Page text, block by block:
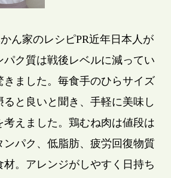
ん家のレシピPR近年日本人が
パク質は戦後レベルに減ってい
きました。毎食手のひらサイズ
と良いと聞き、手軽に美味し
考えました。鶏むね肉は値段は
ンパク、低脂肪、疲労回復物質
材。アレンジがしやすく日持ち